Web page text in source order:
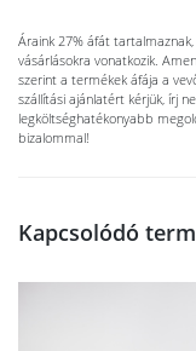
Áraink 27% áfát
vásárlásokra vonatkozik.
szerint a termékek áfája a
szállítási ajánlatért kérjük, írj
legköltséghatékonyabb
bizalommal!
Kapcsolódó